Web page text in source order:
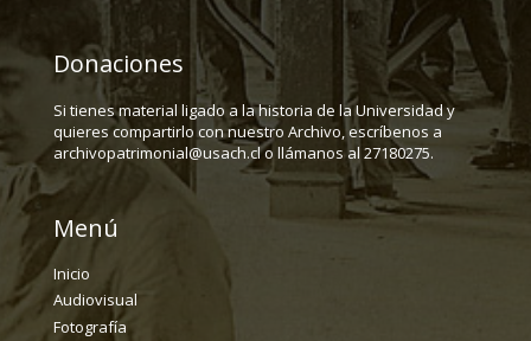
Donaciones
Si tienes material ligado a la historia de la Universidad y
quieres compartirlo con nuestro Archivo, escríbenos a
archivopatrimonial@usach.cl o llámanos al 27180275.
Menú
Inicio
Audiovisual
Fotografía